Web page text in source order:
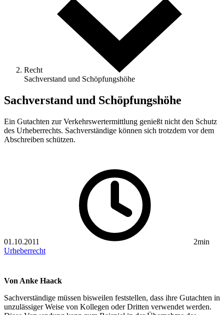
Recht
Sachverstand und Schöpfungshöhe
Sachverstand und Schöpfungshöhe
Ein Gutachten zur Verkehrswertermittlung genießt nicht den Schutz
des Urheberrechts. Sachverständige können sich trotzdem vor dem
Abschreiben schützen.
01.10.2011
2min
Urheberrecht
Von Anke Haack
Sachverständige müssen bisweilen feststellen, dass ihre Gutachten in
unzulässiger Weise von Kollegen oder Dritten verwendet werden.